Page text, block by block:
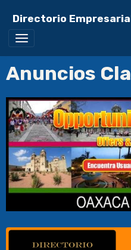
Directorio
Anuncios